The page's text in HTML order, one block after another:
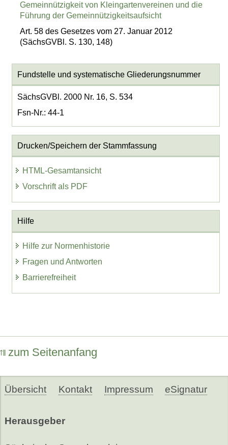
Gemeinnützigkeit von Kleingartenvereinen und die
Führung der Gemeinnützigkeitsaufsicht
Art. 58 des Gesetzes vom 27. Januar 2012
(SächsGVBl. S. 130, 148)
Fundstelle und systematische Gliederungsnummer
SächsGVBl. 2000 Nr. 16, S. 534
Fsn-Nr.: 44-1
Drucken/Speichern der Stammfassung
HTML-Gesamtansicht
Vorschrift als PDF
Hilfe
Hilfe zur Normenhistorie
Fragen und Antworten
Barrierefreiheit
zum Seitenanfang
Übersicht Kontakt Impressum eSignatur
Herausgeber